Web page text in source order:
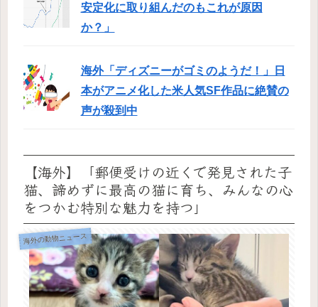
安定化に取り組んだのもこれが原因
か？」
海外「ディズニーがゴミのようだ！」日
本がアニメ化した米人気SF作品に絶賛の
声が殺到中
【海外】「郵便受けの近くで発見された子
猫、諦めずに最高の猫に育ち、みんなの心
をつかむ特別な魅力を持つ」
海外の動物ニュース